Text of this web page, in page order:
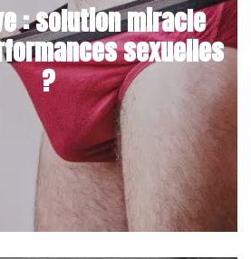
: solution miracle
sexuelles
?